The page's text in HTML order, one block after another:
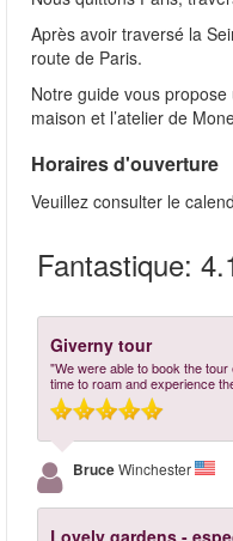
Après avoir traversé la
route de Paris.
Notre guide vous
maison et l’atelier de
Horaires d'ouverture
Veuillez consulter le
Fantastique:
Giverny tour
"We were able to book the
time to roam and experience
BruceWinchester
Lovely gardens -